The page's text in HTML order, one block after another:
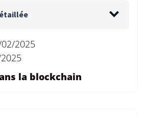
2025
la blockchain